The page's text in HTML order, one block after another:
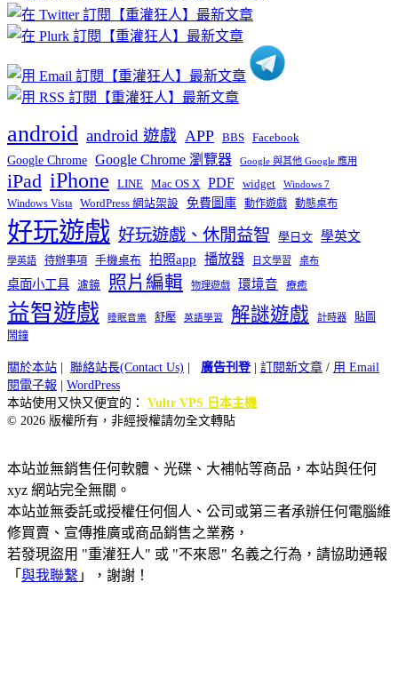
分
類
android android 遊戲 APP BBS Facebook
Google Chrome Google Chrome 瀏覽器 Google 與其他 Google 應用
iPad iPhone LINE Mac OS X PDF widget Windows 7
Windows Vista WordPress 網站架設 免費圖庫 動作遊戲 動態桌布
好玩遊戲 好玩遊戲、休閒益智 學日文 學英文
學英語 待辦事項 手機桌布 拍照app 播放器 日文學習 桌布
桌面小工具 濾鏡 照片編輯 物理遊戲 環境音 療癒
益智遊戲 睡眠音樂 舒壓 英語學習 解謎遊戲 計時器
貼圖
鬧鐘
關於本站 聯絡站長(Contact Us) 廣告刊登| 訂閱新文章 / 用 Email
閱電子報
WordPress
本站使用又快又便宜的： Vultr VPS 日本主機
© 2026 版權所有，非經授權請勿全文轉貼
本站並無銷售任何軟體、光碟、大補帖等商品，本站與任何
xyz 網站完全無關。
本站並無委託或授權任何個人、公司或第三者承辦任何電腦維
修買賣、宣傳推廣或商品銷售之業務，
若發現盜用 "重灌狂人" 或 "不來恩" 名義之行為，請協助通報
「 與我聯繫 」，謝謝！